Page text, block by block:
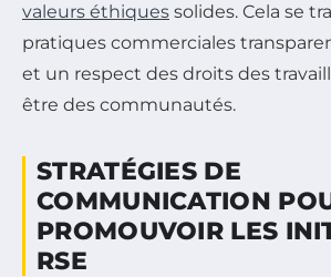
valeurs éthiques solides. Cela se
pratiques commerciales
et un respect des droits des
être des communautés.
STRATÉGIES DE
COMMUNICATION
PROMOUVOIR LES
RSE